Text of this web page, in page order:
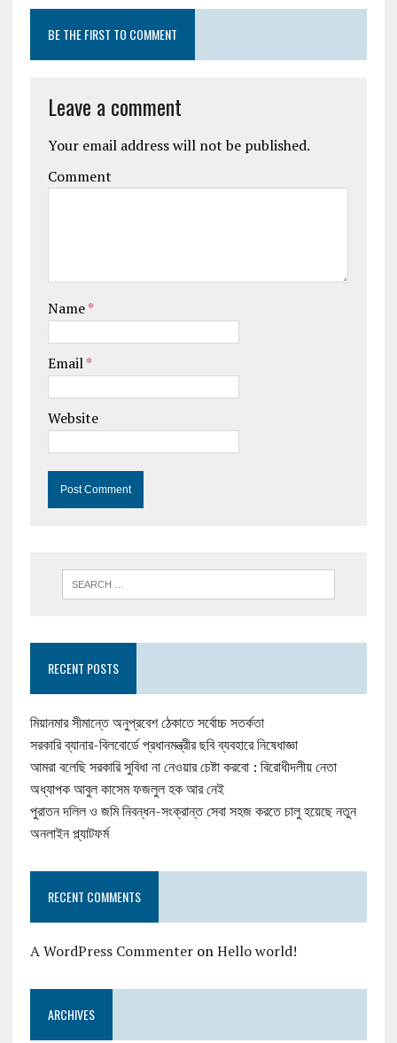
BE THE FIRST TO COMMENT
Leave a comment
Your email address will not be published.
Comment
Name*
Email*
Website
RECENT POSTS
মিয়ানমার সীমান্তে অনুপ্রবেশ ঠেকাতে সর্বোচ্চ সতর্কতা
সরকারি ব্যানার-বিলবোর্ডে প্রধানমন্ত্রীর ছবি ব্যবহারে নিষেধাজ্ঞা
আমরা বলেছি সরকারি সুবিধা না নেওয়ার চেষ্টা করবো : বিরোধীদলীয় নেতা
অধ্যাপক আবুল কাসেম ফজলুল হক আর নেই
পুরাতন দলিল ও জমি নিবন্ধন-সংক্রান্ত সেবা সহজ করতে চালু হয়েছে নতুন
অনলাইন প্ল্যাটফর্ম
RECENT COMMENTS
A WordPress CommenteronHello world!
ARCHIVES